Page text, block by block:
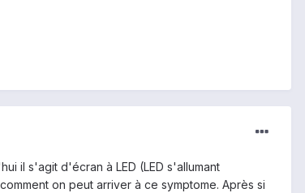
il s'agit d'écran à LED (LED s'allumant
on peut arriver à ce symptome. Après si